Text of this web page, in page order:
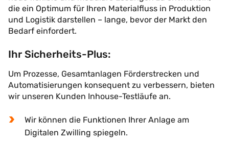
die ein Optimum für Ihren Materialfluss in Produktion
und Logistik darstellen – lange, bevor der Markt den
Bedarf einfordert.
Ihr Sicherheits-Plus:
Um Prozesse, Gesamtanlagen Förderstrecken und
Automatisierungen konsequent zu verbessern, bieten
wir unseren Kunden Inhouse-Testläufe an.
Wir können die Funktionen Ihrer Anlage am
Digitalen Zwilling spiegeln.